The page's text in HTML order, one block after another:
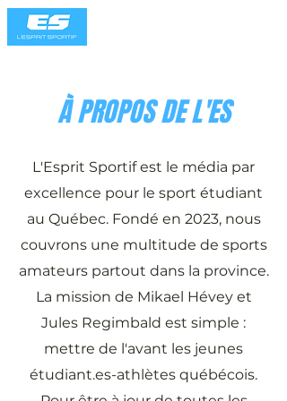
À PROPOS DE L'ES
L'Esprit Sportif est le média par
excellence pour le sport étudiant
au Québec. Fondé en 2023, nous
couvrons une multitude de sports
amateurs partout dans la province.
La mission de Mikael Hévey et
Jules Regimbald est simple :
mettre de l'avant les jeunes
étudiant.es-athlètes québécois.